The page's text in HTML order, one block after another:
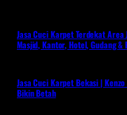
Jasa Cuci Karpet Terdekat
Masjid, Kantor, Hotel, Gudang
Jasa Cuci Karpet Bekasi |
Bikin Betah